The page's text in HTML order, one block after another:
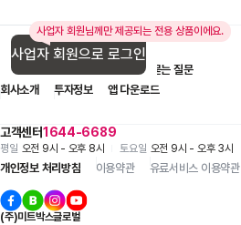
사업자 회원님께만 제공되는 전용 상품이에요.
사업자 회원으로 로그인
고객센터1644-6689
평일 오전 9시 - 오후 8시 토요일 오전 9시 - 오후 3시
입점 제휴 문의
자주 묻는 질문
회사소개
투자정보 앱 다운로드
개인정보 처리방침 이용약관 유료서비스 이용약관
(주)미트박스글로벌